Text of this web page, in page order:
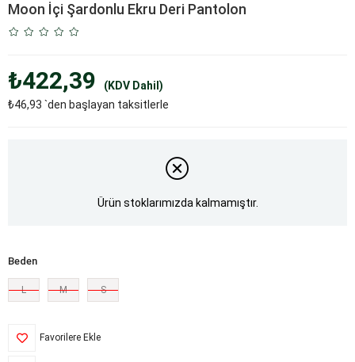
Moon İçi Şardonlu Ekru Deri Pantolon
₺422,39
(KDV Dahil)
₺46,93 `den başlayan taksitlerle
Ürün stoklarımızda kalmamıştır.
Beden
L M S
Favorilere Ekle